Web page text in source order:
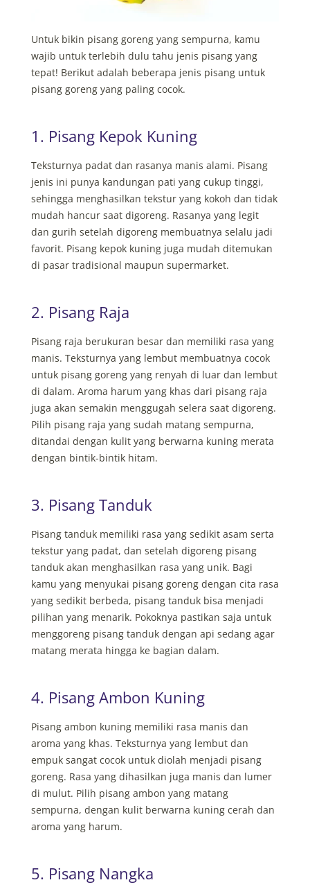
Untuk bikin pisang goreng yang sempurna, kamu
wajib untuk terlebih dulu tahu jenis pisang yang
tepat! Berikut adalah beberapa jenis pisang untuk
pisang goreng yang paling cocok.
1. Pisang Kepok Kuning
Teksturnya padat dan rasanya manis alami. Pisang
jenis ini punya kandungan pati yang cukup tinggi,
sehingga menghasilkan tekstur yang kokoh dan tidak
mudah hancur saat digoreng. Rasanya yang legit
dan gurih setelah digoreng membuatnya selalu jadi
favorit. Pisang kepok kuning juga mudah ditemukan
di pasar tradisional maupun supermarket.
2. Pisang Raja
Pisang raja berukuran besar dan memiliki rasa yang
manis. Teksturnya yang lembut membuatnya cocok
untuk pisang goreng yang renyah di luar dan lembut
di dalam. Aroma harum yang khas dari pisang raja
juga akan semakin menggugah selera saat digoreng.
Pilih pisang raja yang sudah matang sempurna,
ditandai dengan kulit yang berwarna kuning merata
dengan bintik-bintik hitam.
3. Pisang Tanduk
Pisang tanduk memiliki rasa yang sedikit asam serta
tekstur yang padat, dan setelah digoreng pisang
tanduk akan menghasilkan rasa yang unik. Bagi
kamu yang menyukai pisang goreng dengan cita rasa
yang sedikit berbeda, pisang tanduk bisa menjadi
pilihan yang menarik. Pokoknya pastikan saja untuk
menggoreng pisang tanduk dengan api sedang agar
matang merata hingga ke bagian dalam.
4. Pisang Ambon Kuning
Pisang ambon kuning memiliki rasa manis dan
aroma yang khas. Teksturnya yang lembut dan
empuk sangat cocok untuk diolah menjadi pisang
goreng. Rasa yang dihasilkan juga manis dan lumer
di mulut. Pilih pisang ambon yang matang
sempurna, dengan kulit berwarna kuning cerah dan
aroma yang harum.
5. Pisang Nangka